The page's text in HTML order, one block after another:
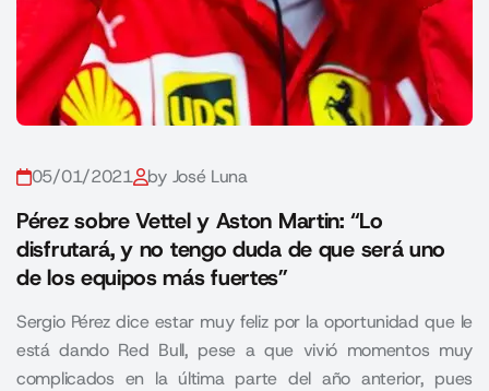
05/01/2021 by José Luna
Pérez sobre Vettel y Aston Martin: “Lo
disfrutará, y no tengo duda de que será uno
de los equipos más fuertes”
Sergio Pérez dice estar muy feliz por la oportunidad que le
está dando Red Bull, pese a que vivió momentos muy
complicados en la última parte del año anterior, pues